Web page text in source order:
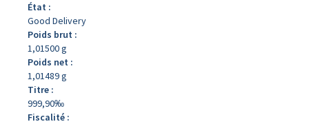
État :
Good Delivery
Poids brut :
1,01500 g
Poids net :
1,01489 g
Titre :
999,90‰
Fiscalité :